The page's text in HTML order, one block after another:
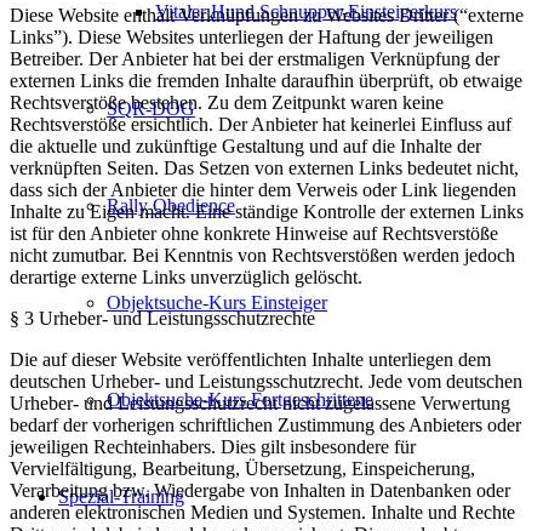
Vitaler Hund Schnupper-Einsteigerkurs
SQR-DOG
Rally Obedience
Objektsuche-Kurs Einsteiger
Objektsuche-Kurs Fortgeschrittene
Spezial-Training
Diese Website enthält Verknüpfungen zu Websites Dritter (“externe
Links”). Diese Websites unterliegen der Haftung der jeweiligen
Betreiber. Der Anbieter hat bei der erstmaligen Verknüpfung der
externen Links die fremden Inhalte daraufhin überprüft, ob etwaige
Rechtsverstöße bestehen. Zu dem Zeitpunkt waren keine
Rechtsverstöße ersichtlich. Der Anbieter hat keinerlei Einfluss auf
die aktuelle und zukünftige Gestaltung und auf die Inhalte der
verknüpften Seiten. Das Setzen von externen Links bedeutet nicht,
dass sich der Anbieter die hinter dem Verweis oder Link liegenden
Inhalte zu Eigen macht. Eine ständige Kontrolle der externen Links
ist für den Anbieter ohne konkrete Hinweise auf Rechtsverstöße
nicht zumutbar. Bei Kenntnis von Rechtsverstößen werden jedoch
derartige externe Links unverzüglich gelöscht.
§ 3 Urheber- und Leistungsschutzrechte
Die auf dieser Website veröffentlichten Inhalte unterliegen dem
deutschen Urheber- und Leistungsschutzrecht. Jede vom deutschen
Urheber- und Leistungsschutzrecht nicht zugelassene Verwertung
bedarf der vorherigen schriftlichen Zustimmung des Anbieters oder
jeweiligen Rechteinhabers. Dies gilt insbesondere für
Vervielfältigung, Bearbeitung, Übersetzung, Einspeicherung,
Verarbeitung bzw. Wiedergabe von Inhalten in Datenbanken oder
anderen elektronischen Medien und Systemen. Inhalte und Rechte